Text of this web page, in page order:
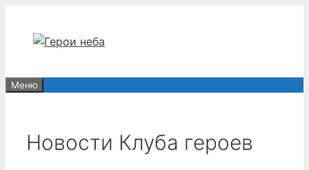
содержимому
Меню
Новости Клуба героев